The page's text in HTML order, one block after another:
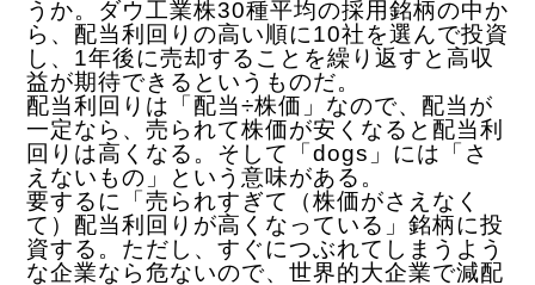
うか。ダウ工業株30種平均の採用銘柄の中か
ら、配当利回りの高い順に10社を選んで投資
し、1年後に売却することを繰り返すと高収
益が期待できるというものだ。
配当利回りは「配当÷株価」なので、配当が
一定なら、売られて株価が安くなると配当利
回りは高くなる。そして「dogs」には「さ
えないもの」という意味がある。
要するに「売られすぎて（株価がさえなく
て）配当利回りが高くなっている」銘柄に投
資する。ただし、すぐにつぶれてしまうよう
な企業なら危ないので、世界的大企業で減配